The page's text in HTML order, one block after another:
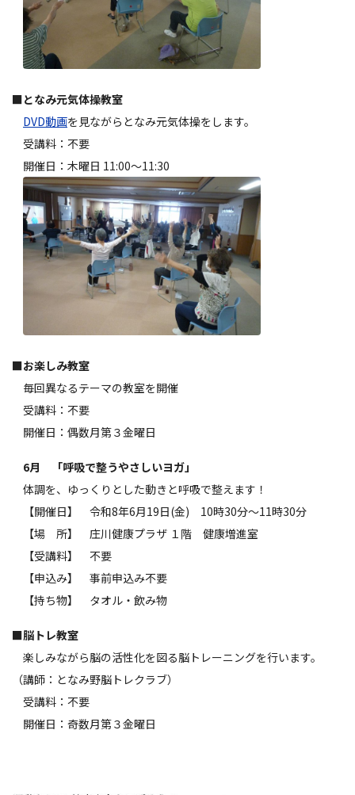
■となみ元気体操教室
DVD動画を見ながらとなみ元気体操をします。
受講料：不要
開催日：木曜日 11:00～11:30
■お楽しみ教室
毎回異なるテーマの教室を開催
受講料：不要
開催日：偶数月第３金曜日
6月 「呼吸で整うやさしいヨガ」
体調を、ゆっくりとした動きと呼吸で整えます！
【開催日】 令和8年6月19日(金) 10時30分～11時30分
【場 所】 庄川健康プラザ １階 健康増進室
【受講料】 不要
【申込み】 事前申込み不要
【持ち物】 タオル・飲み物
■脳トレ教室
楽しみながら脳の活性化を図る脳トレーニングを行います。
（講師：となみ野脳トレクラブ）
受講料：不要
開催日：奇数月第３金曜日